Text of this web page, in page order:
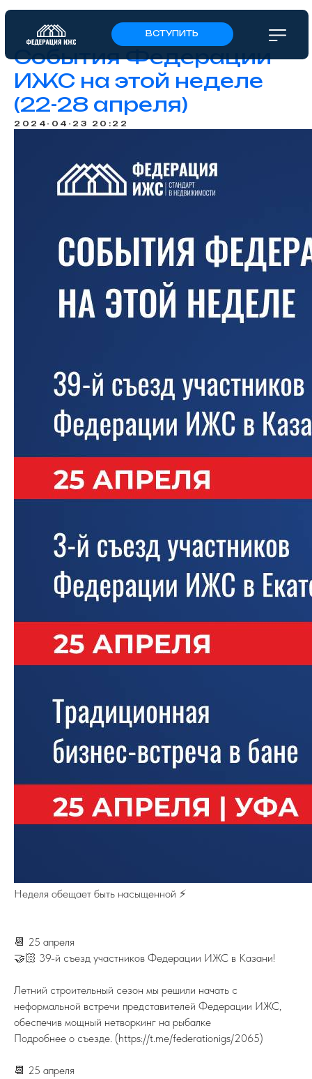
ВСТУПИТЬ
События Федерации
ИЖС на этой неделе
(22-28 апреля)
2024-04-23 20:22
Неделя обещает быть насыщенной ⚡️
📆 25 апреля
🤝🏻 39-й съезд участников Федерации ИЖС в Казани!
Летний строительный сезон мы решили начать с
неформальной встречи представителей Федерации ИЖС,
обеспечив мощный нетворкинг на рыбалке
Подробнее о съезде. (https://t.me/federationigs/2065)
📆 25 апреля